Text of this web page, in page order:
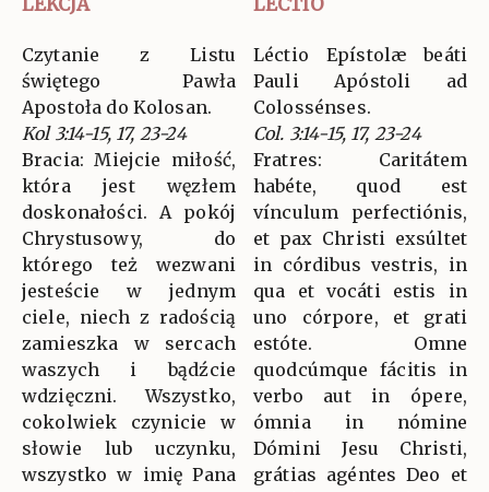
Czytanie z Listu
świętego Pawła
Apostoła do Kolosan.
Kol 3:14-15, 17, 23-24
Bracia: Miejcie miłość,
która jest węzłem
doskonałości. A pokój
Chrystusowy, do
którego też wezwani
jesteście w jednym
ciele, niech z radością
zamieszka w sercach
waszych i bądźcie
wdzięczni. Wszystko,
cokolwiek czynicie w
słowie lub uczynku,
wszystko w imię Pana
Léctio Epístolæ beáti
Pauli Apóstoli ad
Colossénses.
Col. 3:14-15, 17, 23-24
Fratres: Caritátem
habéte, quod est
vínculum perfectiónis,
et pax Christi exsúltet
in córdibus vestris, in
qua et vocáti estis in
uno córpore, et grati
estóte. Omne
quodcúmque fácitis in
verbo aut in ópere,
ómnia in nómine
Dómini Jesu Christi,
grátias agéntes Deo et